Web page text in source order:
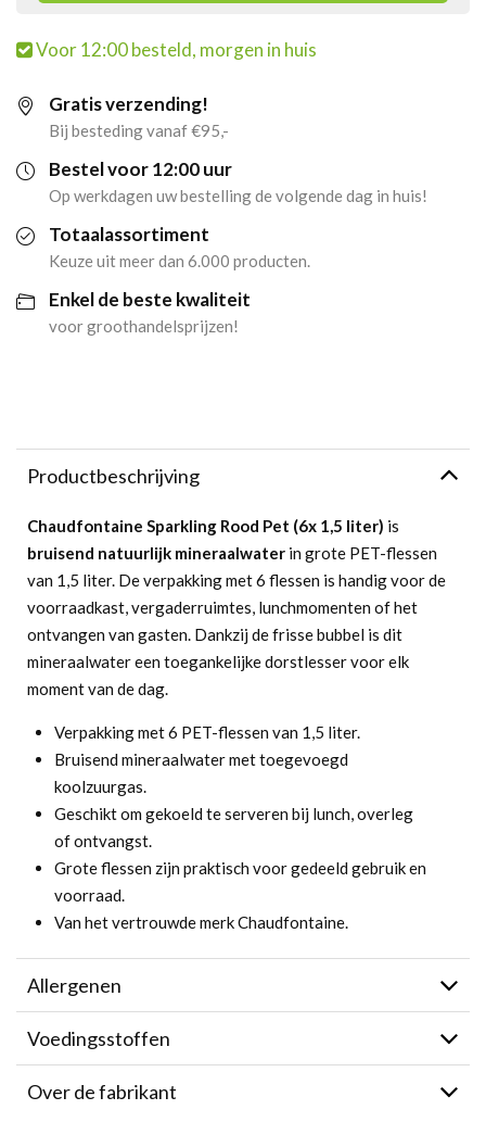
Pet
(6x
1,5
liter)
aantal
Voor 12:00 besteld, morgen in huis
Gratis verzending!
Bij besteding vanaf €95,-
Bestel voor 12:00 uur
Op werkdagen uw bestelling de volgende dag in huis!
Totaalassortiment
Keuze uit meer dan 6.000 producten.
Enkel de beste kwaliteit
voor groothandelsprijzen!
Productbeschrijving
Chaudfontaine Sparkling Rood Pet (6x 1,5 liter) is
bruisend natuurlijk mineraalwater in grote PET-flessen
van 1,5 liter. De verpakking met 6 flessen is handig voor de
voorraadkast, vergaderruimtes, lunchmomenten of het
ontvangen van gasten. Dankzij de frisse bubbel is dit
mineraalwater een toegankelijke dorstlesser voor elk
moment van de dag.
Verpakking met 6 PET-flessen van 1,5 liter.
Bruisend mineraalwater met toegevoegd
koolzuurgas.
Geschikt om gekoeld te serveren bij lunch, overleg
of ontvangst.
Grote flessen zijn praktisch voor gedeeld gebruik en
voorraad.
Van het vertrouwde merk Chaudfontaine.
Allergenen
Voedingsstoffen
Over de fabrikant